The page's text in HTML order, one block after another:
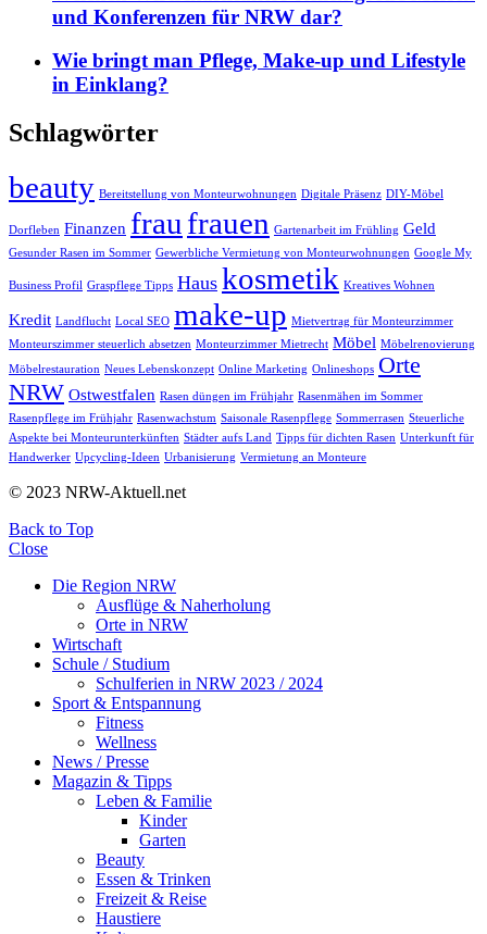
und Konferenzen für NRW dar?
Wie bringt man Pflege, Make-up und Lifestyle
in Einklang?
Schlagwörter
beauty Bereitstellung von Monteurwohnungen Digitale Präsenz DIY-Möbel
Dorfleben Finanzen frau frauen Gartenarbeit im Frühling Geld
Gesunder Rasen im Sommer Gewerbliche Vermietung von Monteurwohnungen Google My
Business Profil Graspflege Tipps Haus kosmetik Kreatives Wohnen
Kredit Landflucht Local SEO make-up Mietvertrag für Monteurzimmer
Monteurszimmer steuerlich absetzen Monteurzimmer Mietrecht Möbel Möbelrenovierung
Möbelrestauration Neues Lebenskonzept Online Marketing Onlineshops Orte
NRW Ostwestfalen Rasen düngen im Frühjahr Rasenmähen im Sommer
Rasenpflege im Frühjahr Rasenwachstum Saisonale Rasenpflege Sommerrasen Steuerliche
Aspekte bei Monteurunterkünften Städter aufs Land Tipps für dichten Rasen Unterkunft für
Handwerker Upcycling-Ideen Urbanisierung Vermietung an Monteure
© 2023 NRW-Aktuell.net
Back to Top
Close
Die Region NRW
Ausflüge & Naherholung
Orte in NRW
Wirtschaft
Schule / Studium
Schulferien in NRW 2023 / 2024
Sport & Entspannung
Fitness
Wellness
News / Presse
Magazin & Tipps
Leben & Familie
Kinder
Garten
Beauty
Essen & Trinken
Freizeit & Reise
Haustiere